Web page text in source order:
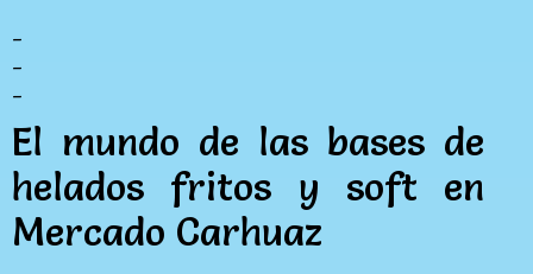
El mundo de las bases de
helados fritos y soft en
Mercado Carhuaz